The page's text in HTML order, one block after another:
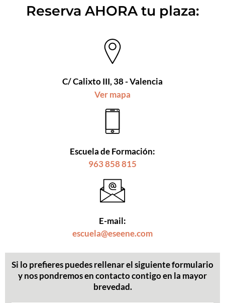
Reserva AHORA tu plaza:
C/ Calixto III, 38 - Valencia
Ver mapa
Escuela de Formación:
963 858 815
E-mail:
escuela@eseene.com
Si lo prefieres puedes rellenar el siguiente formulario
y nos pondremos en contacto contigo en la mayor
brevedad.